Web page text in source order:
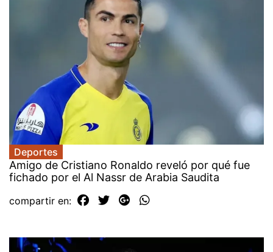
Deportes
Amigo de Cristiano Ronaldo reveló por qué fue
fichado por el Al Nassr de Arabia Saudita
compartir en: